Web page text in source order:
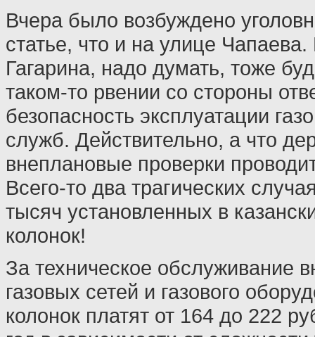
Вчера было возбуждено
статье, что и на улице
Гагарина, надо думать, тоже
таком-то рвении со стороны
безопасность эксплуатации
служб. Действительно, а что
внеплановые проверки
Всего-то два трагических
тысяч установленных в
колонок!
За техническое обслуживание
газовых сетей и газового
колонок платят от 164 до 222